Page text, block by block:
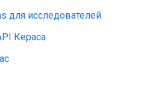
для исследователей
Кераса